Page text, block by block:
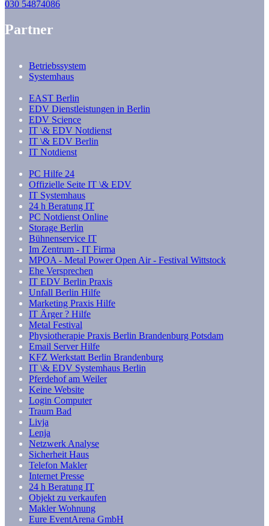
030 54874086
Partner
Betriebssystem
Systemhaus
EAST Berlin
EDV Dienstleistungen in Berlin
EDV Science
IT \& EDV Notdienst
IT \& EDV Berlin
IT Notdienst
PC Hilfe 24
Offizielle Seite IT \& EDV
IT Systemhaus
24 h Beratung IT
PC Notdienst Online
Storage Berlin
Bühnenservice IT
Im Zentrum - IT Firma
MPOA - Metal Power Open Air - Festival Wittstock
Ehe Versprechen
IT EDV Berlin Praxis
Unfall Berlin Hilfe
Marketing Praxis Hilfe
IT Ärger ? Hilfe
Metal Festival
Physiotherapie Praxis Berlin Brandenburg Potsdam
Email Server Hilfe
KFZ Werkstatt Berlin Brandenburg
IT \& EDV Systemhaus Berlin
Pferdehof am Weiler
Keine Website
Login Computer
Traum Bad
Livja
Lenja
Netzwerk Analyse
Sicherheit Haus
Telefon Makler
Internet Presse
24 h Beratung IT
Objekt zu verkaufen
Makler Wohnung
Eure EventArena GmbH